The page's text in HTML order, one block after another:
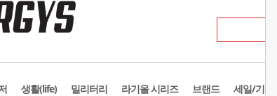
생활(life) 밀리터리 라기올 시리즈 브랜드 세일/기획존